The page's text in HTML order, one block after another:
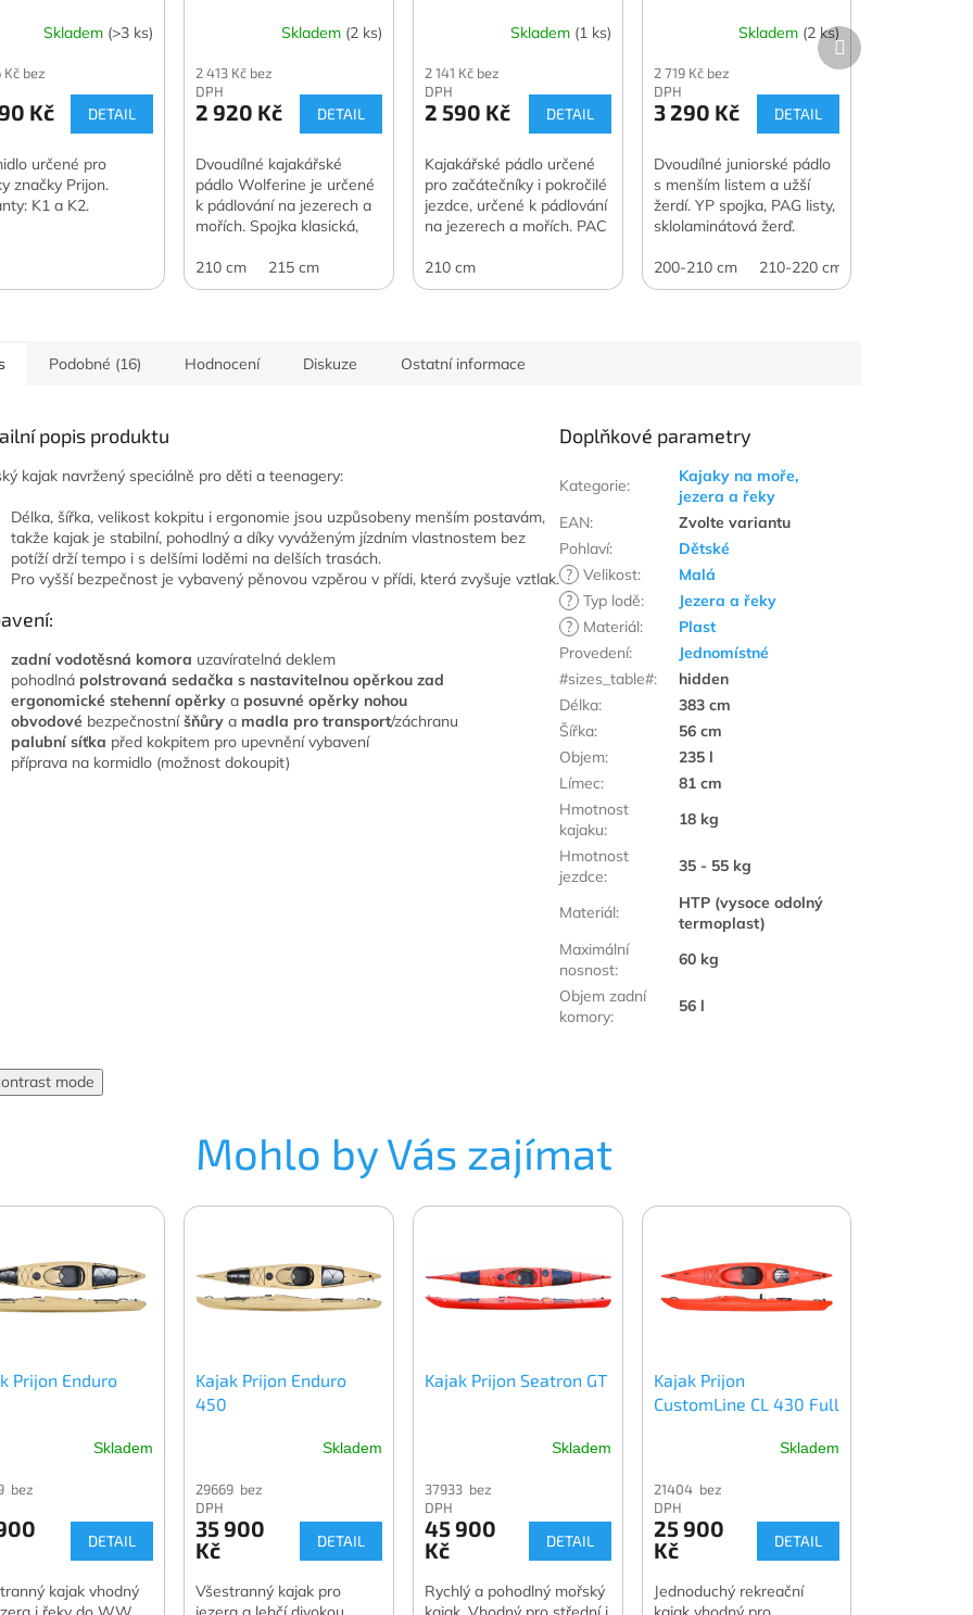
Skladem (>3 ks)
Kč bez
Kč DETAIL
určené pro
značky Prijon.
K1 a K2.
Skladem (2 ks)
2 413 Kč bez
DPH
2 920 Kč DETAIL
Dvoudílné kajakářské
pádlo Wolferine je určené
k pádlování na jezerech a
mořích. Spojka klasická,
žerď.
210 cm 215 cm
Skladem (1 ks)
2 141 Kč bez
DPH
2 590 Kč DETAIL
Kajakářské pádlo určené
pro začátečníky i pokročilé
jezdce, určené k pádlování
na jezerech a mořích. PAC
210 cm
Skladem (2 ks)
2 719 Kč bez
DPH
3 290 Kč DETAIL
Dvoudílné juniorské pádlo
s menším listem a užší
žerdí. YP spojka, PAG listy,
sklolaminátová žerď.
200-210 cm 210-220 cm
Další
produkt
Podobné (16) Hodnocení Diskuze Ostatní informace
popis produktu
kajak navržený speciálně pro děti a teenagery:
Délka, šířka, velikost kokpitu i ergonomie jsou uzpůsobeny menším postavám,
takže kajak je stabilní, pohodlný a díky vyváženým jízdním vlastnostem bez
potíží drží tempo i s delšími loděmi na delších trasách.
Pro vyšší bezpečnost je vybavený pěnovou vzpěrou v přídi, která zvyšuje vztlak.
zadní vodotěsná komora uzavíratelná deklem
pohodlná polstrovaná sedačka s nastavitelnou opěrkou zad
ergonomické stehenní opěrky a posuvné opěrky nohou
obvodové bezpečnostníšňůry a madla pro transport/záchranu
palubní síťka před kokpitem pro upevnění vybavení
příprava na kormidlo (možnost dokoupit)
Doplňkové parametry
Kategorie:
Kajaky na moře,
jezera a řeky
EAN:
Zvolte variantu
Pohlaví:
Dětské
? Velikost:
Malá
? Typ lodě:
Jezera a řeky
?
Materiál:
Plast
Provedení:
Jednomístné
#sizes_table#:
hidden
Délka:
383 cm
Šířka:
56 cm
Objem:
235 l
Límec:
81 cm
Hmotnost
kajaku:
18 kg
Hmotnost
jezdce:
35 - 55 kg
Materiál:
HTP (vysoce odolný
termoplast)
Maximální
nosnost:
60 kg
Objem zadní
komory:
56 l
mode
Mohlo by Vás zajímat
Prijon Enduro
Skladem
bez
DETAIL
kajak vhodný
Kajak Prijon Enduro
450
Skladem
29669 bez
DPH
35 900
Kč
DETAIL
Všestranný kajak pro
Kajak Prijon Seatron GT
Skladem
37933 bez
DPH
45 900
Kč
DETAIL
Rychlý a pohodlný mořský
Kajak Prijon
CustomLine CL 430 Full
Skladem
21404 bez
DPH
25 900
Kč
DETAIL
Jednoduchý rekreační